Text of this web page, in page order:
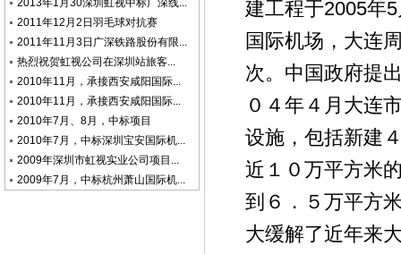
2013年1月30深圳虹视中标广深线...
2011年12月2日羽毛球对抗赛
2011年11月3日广深铁路股份有限...
热烈祝贺虹视公司在深圳站旅客...
2010年11月，承接西安咸阳国际...
2010年11月，承接西安咸阳国际...
2010年7月、8月，中标项目
2010年7月，中标深圳宝安国际机...
2009年深圳市虹视实业公司项目...
2009年7月，中标杭州萧山国际机...
建工程于2005年
国际机场，大连
次。中国政府提
０４年４月大连
设施，包括新建
近１０万平方米
到６．５万平方
大缓解了近年来